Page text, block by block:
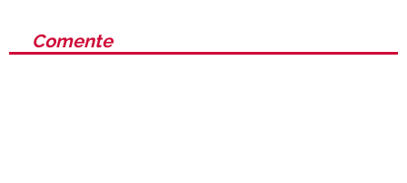
Comente